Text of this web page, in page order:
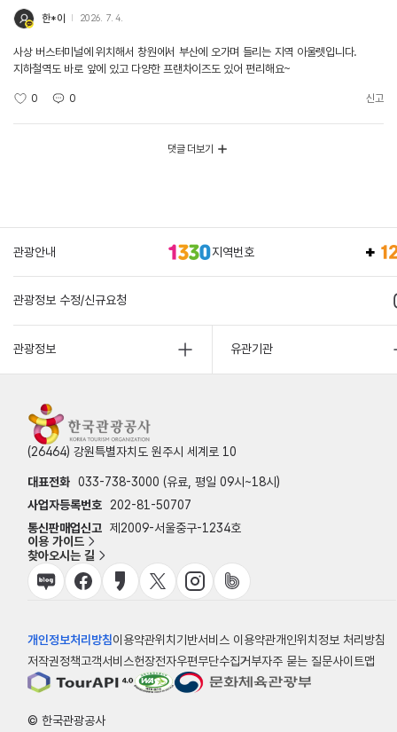
한*이 2026. 7. 4.
사상 버스터미널에 위치해서 창원에서 부산에 오가며 들리는 지역 아울렛입니다.
지하철역도 바로 앞에 있고 다양한 프랜차이즈도 있어 편리해요~
0 0 신고
댓글 더보기
관광안내 지역번호
관광정보 수정/신규요청
관광정보 유관기관
(26464) 강원특별자치도 원주시 세계로 10
대표전화 033-738-3000 (유료, 평일 09시~18시)
사업자등록번호
202-81-50707
통신판매업신고 제2009-서울중구-1234호
이용 가이드
찾아오시는 길
개인정보처리방침이용약관위치기반서비스 이용약관개인위치정보 처리방침
저작권정책고객서비스헌장전자우편무단수집거부자주 묻는 질문사이트맵
© 한국관광공사